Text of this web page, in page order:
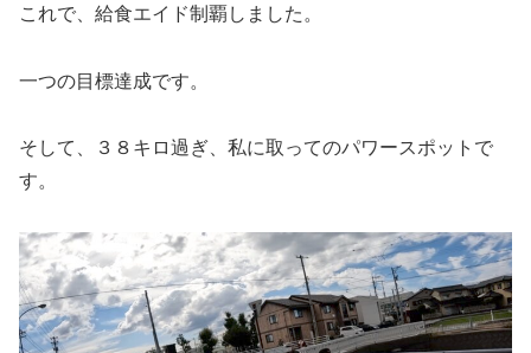
これで、給食エイド制覇しました。
一つの目標達成です。
そして、３８キロ過ぎ、私に取ってのパワースポットで
す。